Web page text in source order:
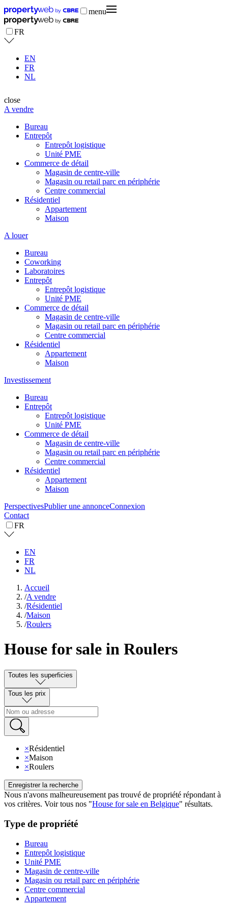
menu
FR
EN
FR
NL
close
A vendre
Bureau
Entrepôt
Entrepôt logistique
Unité PME
Commerce de détail
Magasin de centre-ville
Magasin ou retail parc en périphérie
Centre commercial
Résidentiel
Appartement
Maison
A louer
Bureau
Coworking
Laboratoires
Entrepôt
Entrepôt logistique
Unité PME
Commerce de détail
Magasin de centre-ville
Magasin ou retail parc en périphérie
Centre commercial
Résidentiel
Appartement
Maison
Investissement
Bureau
Entrepôt
Entrepôt logistique
Unité PME
Commerce de détail
Magasin de centre-ville
Magasin ou retail parc en périphérie
Centre commercial
Résidentiel
Appartement
Maison
PerspectivesPublier une annonceConnexion
Contact
FR
EN
FR
NL
Accueil
/A vendre
/Résidentiel
/Maison
/Roulers
House for sale in Roulers
Toutes les superficies
Tous les prix
×Résidentiel
×Maison
×Roulers
Enregistrer la recherche
Nous n'avons malheureusement pas trouvé de propriété répondant à
vos critères. Voir tous nos "House for sale en Belgique" résultats.
Type de propriété
Bureau
Entrepôt logistique
Unité PME
Magasin de centre-ville
Magasin ou retail parc en périphérie
Centre commercial
Appartement